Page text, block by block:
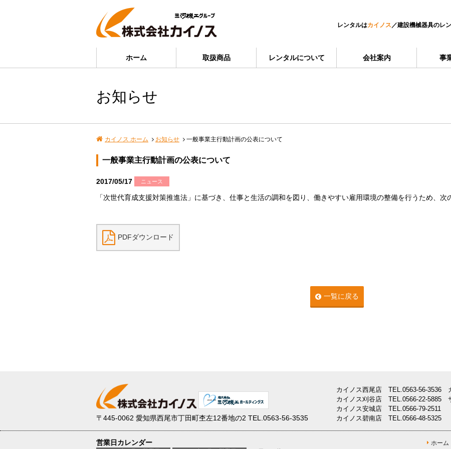
レンタルはカイノス ／建設機械器具のレ
ホーム 取扱商品 レンタルについて 会社案内 事
お知らせ
カイノス ホーム お知らせ 一般事業主行動計画の公表について
一般事業主行動計画の公表について
2017/05/17 ニュース
「次世代育成支援対策推進法」に基づき、仕事と生活の調和を図り、働きやすい雇用環境の整備を行うため、次
PDFダウンロード
一覧に戻る
〒445-0062 愛知県西尾市丁田町杢左12番地の2 TEL. 0563-56-3535
カイノス西尾店 TEL.0563-56-3536
カイノス刈谷店
TEL.0566-22-5885
カイノス安城店
TEL.0566-79-2511
カイノス碧南店
TEL.0566-48-5325
営業日カレンダー ホーム